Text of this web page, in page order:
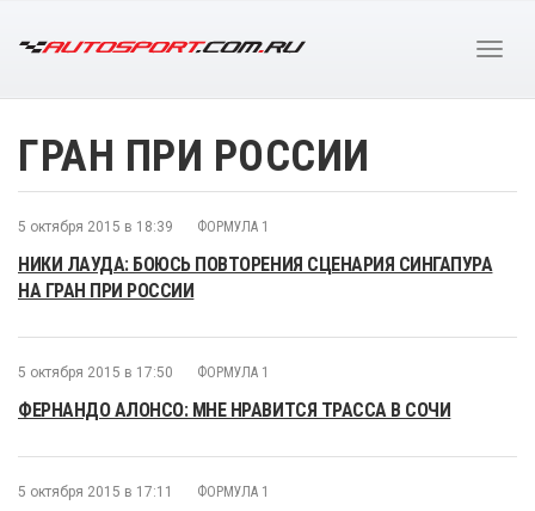
ГРАН ПРИ РОССИИ
5 октября 2015 в 18:39 ФОРМУЛА 1
НИКИ ЛАУДА: БОЮСЬ ПОВТОРЕНИЯ СЦЕНАРИЯ СИНГАПУРА
НА ГРАН ПРИ РОССИИ
5 октября 2015 в 17:50 ФОРМУЛА 1
ФЕРНАНДО АЛОНСО: МНЕ НРАВИТСЯ ТРАССА В СОЧИ
5 октября 2015 в 17:11 ФОРМУЛА 1